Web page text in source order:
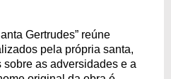
Gertrudes” reúne
pela própria santa,
as adversidades e a